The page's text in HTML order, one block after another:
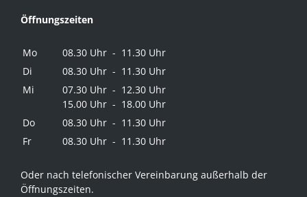
Öffnungszeiten
Mo
08.30 Uhr - 11.30 Uhr
Di
08.30 Uhr - 11.30 Uhr
Mi
07.30 Uhr - 12.30 Uhr
15.00 Uhr - 18.00 Uhr
Do
08.30 Uhr - 11.30 Uhr
Fr
08.30 Uhr - 11.30 Uhr
Oder nach telefonischer Vereinbarung außerhalb der
Öffnungszeiten.